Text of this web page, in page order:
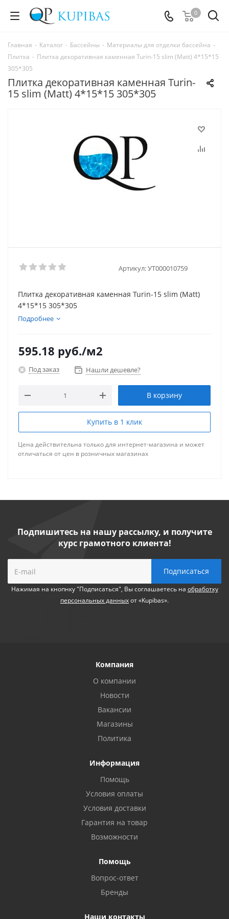
0
Главная - Каталог - Бассейны - Материалы для отделки бассейна -
Плитка - Плитка декоративная каменная Turin-15 slim (Matt) 4*15*15
305*305
Плитка декоративная каменная Turin-
15 slim (Matt) 4*15*15 305*305
Артикул:УТ000010759
Плитка декоративная каменная Turin-15 slim (Matt)
4*15*15 305*305
Подробнее
595.18 руб./м2
Под заказ Нашли дешевле?
В корзину
Купить в 1 клик
Цена действительна только для интернет-магазина и может
отличаться от цен в розничных магазинах
Подпишитесь на нашу рассылку, и получите
курс грамотного клиента!
Нажимая на кнопнку "Подписаться", Вы соглашаетесь на обработку
персональных данныхот «Kupibas».
Компания
О компании
Новости
Вакансии
Магазины
Политика
Информация
Помощь
Условия оплаты
Условия доставки
Гарантия на товар
Возможности
Помощь
Вопрос-ответ
Бренды
Наши контакты